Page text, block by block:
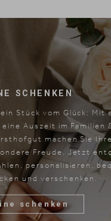
SCHENKEN
Stück vom Glück: Mit
Auszeit im Familien
machen Sie
Freude. Jetzt
personalisieren,
und verschenken.
schenken